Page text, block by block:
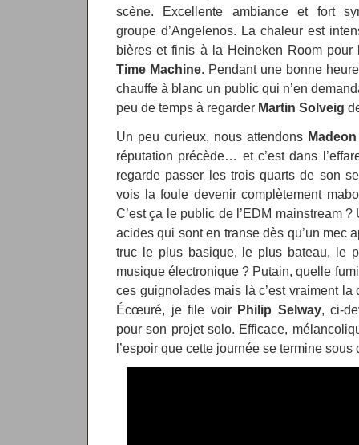
scène. Excellente ambiance et fort
groupe d’Angelenos. La chaleur est
bières et finis à la Heineken Room
Time Machine. Pendant une bonne
chauffe à blanc un public qui n’en
peu de temps à regarder Martin Solveig
Un peu curieux, nous attendons Madeon
réputation précède… et c’est dans
regarde passer les trois quarts de son
vois la foule devenir complètement
C’est ça le public de l’EDM mainstream
acides qui sont en transe dès qu’un mec
truc le plus basique, le plus bateau, le
musique électronique ? Putain, quelle
ces guignolades mais là c’est vraiment
Écœuré, je file voir Philip Selway, ci-
pour son projet solo. Efficace,
l’espoir que cette journée se termine